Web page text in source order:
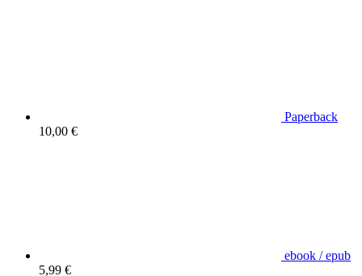
Paperback
10,00 €
ebook / epub
5,99 €